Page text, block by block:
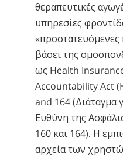
θεραπευτικές
υπηρεσίες
«προστατευόμενες
βάσει της
ως Health
Accountability Act
and 164 (Διάταγμα
Ευθύνη της
160 και 164). Η
αρχεία των